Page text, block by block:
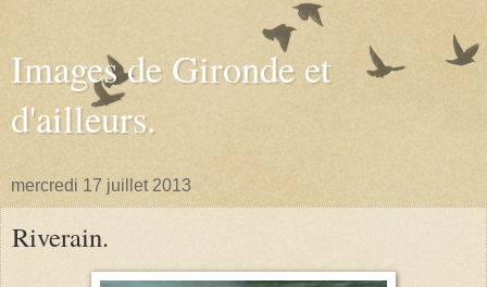
Images de Gironde et
d'ailleurs.
mercredi 17 juillet 2013
Riverain.